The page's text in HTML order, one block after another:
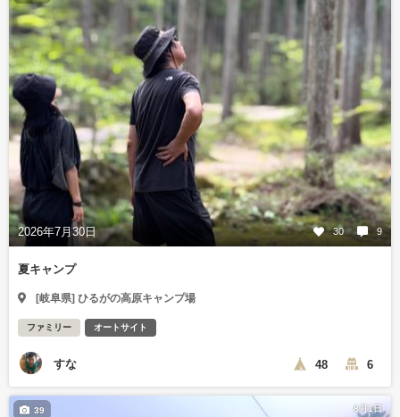
2026年7月30日 30 9
夏キャンプ
[岐阜県] ひるがの高原キャンプ場
ファミリー オートサイト
すな 48 6
8月1日
39